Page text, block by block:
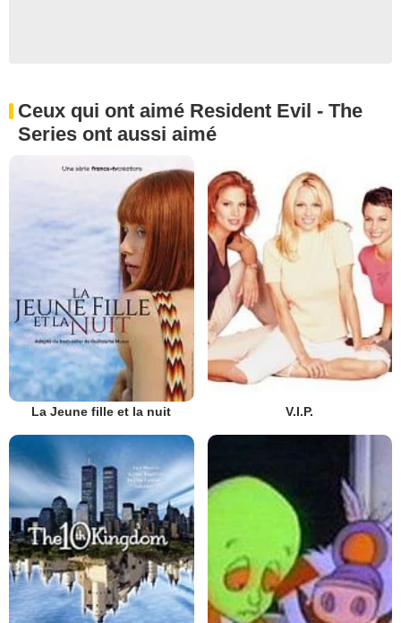
Ceux qui ont aimé Resident Evil - The
Series ont aussi aimé
La Jeune fille et la nuit V.I.P.